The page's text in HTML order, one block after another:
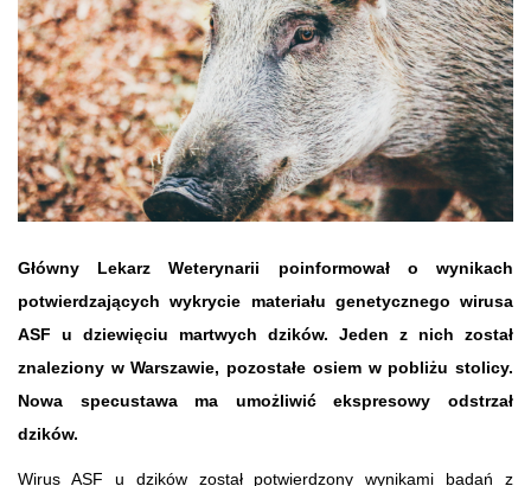
Główny Lekarz Weterynarii poinformował o wynikach
potwierdzających wykrycie materiału genetycznego wirusa
ASF u dziewięciu martwych dzików. Jeden z nich został
znaleziony w Warszawie, pozostałe osiem w pobliżu stolicy.
Nowa specustawa ma umożliwić ekspresowy odstrzał
dzików.
Wirus ASF u dzików został potwierdzony wynikami badań z